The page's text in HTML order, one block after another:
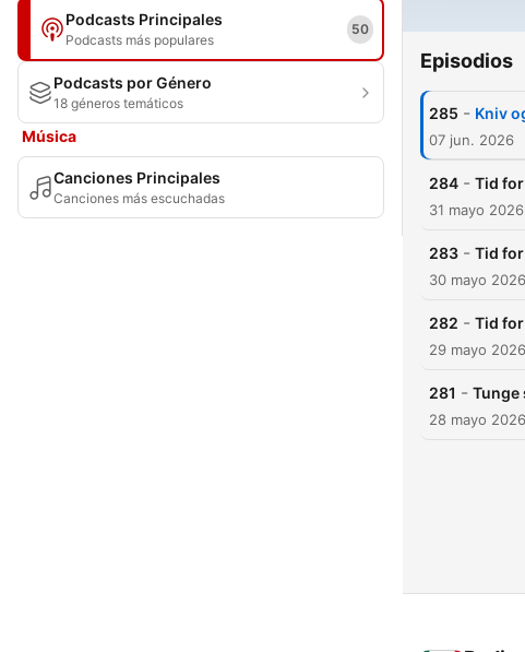
Podcasts Principales
Podcasts más populares
50
Podcasts por Género
18 géneros temáticos
Música
Canciones Principales
Canciones más escuchadas
Episodios
285 - Kniv
07 jun. 2026
284 - Tid
31 mayo 2026
283 - Tid
30 mayo 2026
282 - Tid
29 mayo 2026
281 - Tunge
28 mayo 2026